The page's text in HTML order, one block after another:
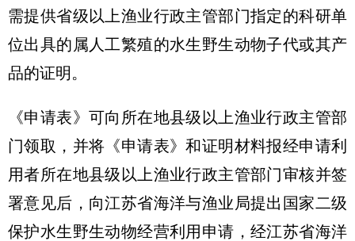
需提供省级以上渔业行政主管部门指定的科研单
位出具的属人工繁殖的水生野生动物子代或其产
品的证明。
《申请表》可向所在地县级以上渔业行政主管部
门领取，并将《申请表》和证明材料报经申请利
用者所在地县级以上渔业行政主管部门审核并签
署意见后，向江苏省海洋与渔业局提出国家二级
保护水生野生动物经营利用申请，经江苏省海洋